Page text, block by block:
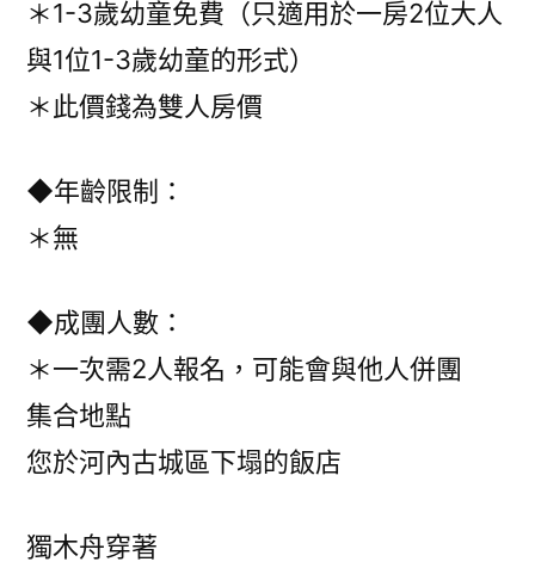
＊1-3歲幼童免費（只適用於一房2位大人
與1位1-3歲幼童的形式）
＊此價錢為雙人房價
◆年齡限制：
＊無
◆成團人數：
＊一次需2人報名，可能會與他人併團
集合地點
您於河內古城區下塌的飯店
獨木舟穿著